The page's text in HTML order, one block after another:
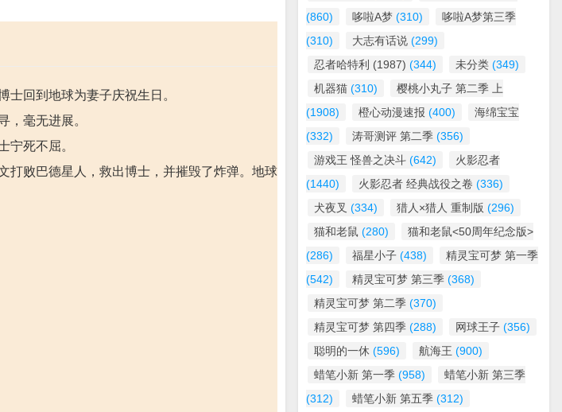
回到地球为妻子庆祝生日。
，毫无进展。
宁死不屈。
打败巴德星人，救出博士，并摧毁了炸弹。地球
(860)
哆啦A梦 (310)
哆啦A梦第三季
(310)
大志有话说 (299)
忍者哈特利 (1987) (344) 未分类 (349)
机器猫 (310)
樱桃小丸子 第二季 上
(1908)
橙心动漫速报 (400)
海绵宝宝
(332)
涛哥测评 第二季 (356)
游戏王 怪兽之决斗 (642)
火影忍者
(1440)
火影忍者 经典战役之卷 (336)
犬夜叉 (334) 猎人×猎人 重制版 (296)
猫和老鼠 (280)
猫和老鼠<50周年纪念版>
(286)
福星小子 (438)
精灵宝可梦 第一季
(542)
精灵宝可梦 第三季 (368)
精灵宝可梦 第二季 (370)
精灵宝可梦 第四季 (288) 网球王子 (356)
聪明的一休 (596) 航海王 (900)
蜡笔小新 第一季 (958)
蜡笔小新 第三季
(312)
蜡笔小新 第五季 (312)